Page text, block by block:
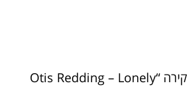
היה הראשון לכתוב סקירה “Otis Redding – Lonely